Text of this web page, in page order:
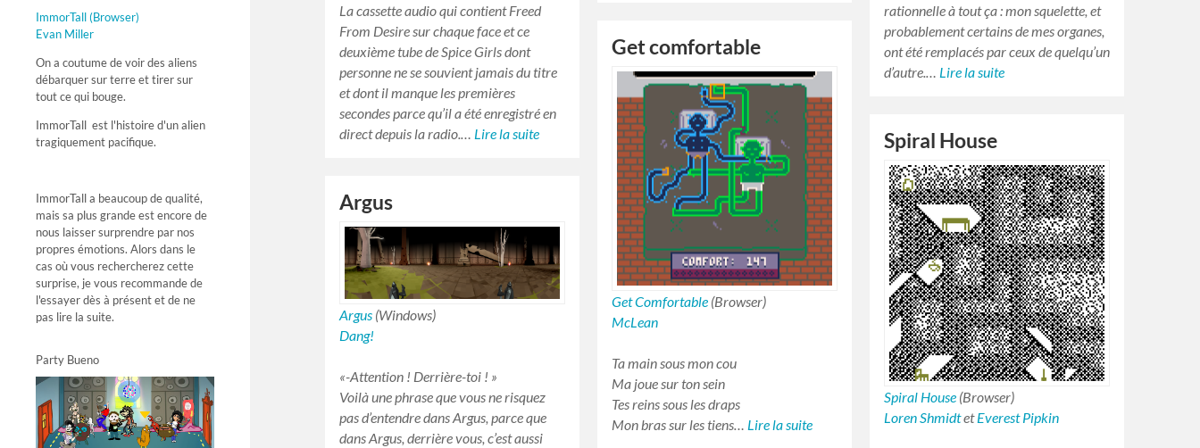
ImmorTall (Browser)
Evan Miller
On a coutume de voir des aliens
débarquer sur terre et tirer sur
tout ce qui bouge.
ImmorTall est l'histoire d'un alien
tragiquement pacifique.
ImmorTall a beaucoup de qualité,
mais sa plus grande est encore de
nous laisser surprendre par nos
propres émotions. Alors dans le
cas où vous rechercherez cette
surprise, je vous recommande de
l'essayer dès à présent et de ne
pas lire la suite.
Party Bueno
rationnelle à tout ça : mon squelette, et
probablement certains de mes organes,
ont été remplacés par ceux de quelqu’un
d’autre.… Lire la suite
La cassette audio qui contientFreed
From Desiresur chaque face et ce
deuxième tube de Spice Girls dont
personne ne se souvient jamais du titre
et dont il manque les premières
secondes parce qu’il a été enregistré en
direct depuis la radio.… Lire la suite
Get comfortable
Get Comfortable (Browser)
McLean
Ta main sous mon cou
Ma joue sur ton sein
Tes reins sous les draps
Mon bras sur les tiens… Lire la suite
Spiral House
Spiral House (Browser)
Loren ShmidtetEverest Pipkin
Argus
Argus (Windows)
Dang!
«-Attention ! Derrière-toi ! »
Voilà une phrase que vous ne risquez
pas d’entendre dans Argus, parce que
dans Argus, derrière vous, c’est aussi